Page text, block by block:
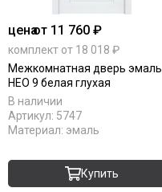
ценаот 11 760 ₽
комплект от 18 018 ₽
Межкомнатная дверь эмаль
НЕО 9 белая глухая
В наличии
Артикул: 5747
Материал: эмаль
Купить